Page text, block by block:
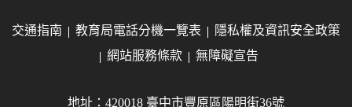
交通指南 教育局電話分機一覽表
隱私權及資訊安全政策
網站服務條款
無障礙宣告
地址：420018 臺中市豐原區陽明街36號